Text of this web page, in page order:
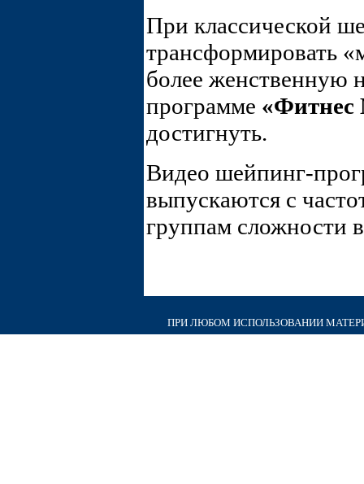
При классической
трансформировать
более женственную
программе «Фитнес
достигнуть.
Видео шейпинг-
выпускаются с
группам сложности
ПРИ ЛЮБОМ ИСПОЛЬЗОВАНИИ